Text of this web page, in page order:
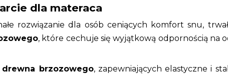
dla materaca
rozwiązanie dla osób ceniących komfort snu,
, które cechuje się wyjątkową odpornością na
brzozowego, zapewniających elastyczne i